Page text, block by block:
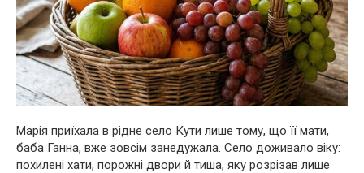
Марія приїхала в рідне село Кути лише тому, що її мати,
баба Ганна, вже зовсім занедужала. Село доживало віку:
похилені хати, порожні двори й тиша, яку розрізав лише